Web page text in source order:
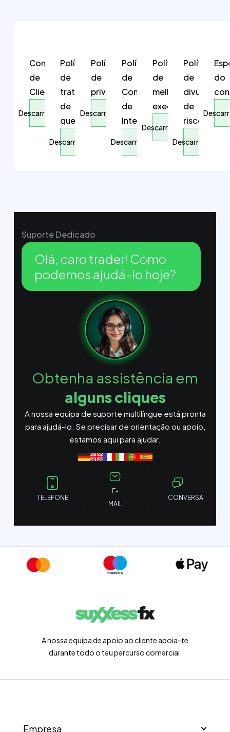
Contrato
de
Cliente
Descarrega
Política
de
tratamento
de
queixas
Descarrega
Política
de
privacidade
Descarrega
Política
de
Conflitos
de
Interesses
Descarrega
Política
de
melhor
execução
Descarrega
Política
de
divulgação
de
riscos
Descarrega
do
Obtenha assistência em
alguns cliques
A nossa equipa de suporte multilíngue está pronta
para ajudá-lo. Se precisar de orientação ou apoio,
estamos aqui para ajudar.
TELEFONE
E-
MAIL
CONVERSA
Suporte Dedicado
Olá, caro trader! Como
podemos ajudá-lo hoje?
A nossa equipa de apoio ao cliente apoia-te
durante todo o teu percurso comercial.
Empresa